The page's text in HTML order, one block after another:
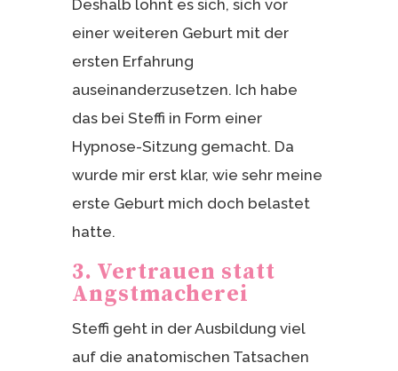
Deshalb lohnt es sich, sich vor
einer weiteren Geburt mit der
ersten Erfahrung
auseinanderzusetzen. Ich habe
das bei Steffi in Form einer
Hypnose-Sitzung gemacht. Da
wurde mir erst klar, wie sehr meine
erste Geburt mich doch belastet
hatte.
3. Vertrauen statt
Angstmacherei
Steffi geht in der Ausbildung viel
auf die anatomischen Tatsachen